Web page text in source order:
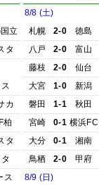
立
タ
カ
柏
タ
ス
8/8 (土)
札幌
2-0
徳島
八戸
2-0
富山
藤枝
2-0
仙台
大宮
1-0
新潟
磐田
1-1
秋田
宮崎
0-1 横浜FC
大分
0-1
湘南
鳥栖
2-0
甲府
8/9 (日)